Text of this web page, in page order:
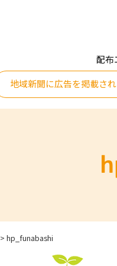
配布
地域新聞に広告を掲載さ
>hp_funabashi